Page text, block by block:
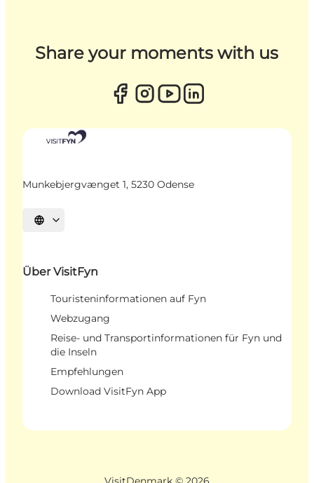
Share your moments with us
Munkebjergvænget 1, 5230 Odense
Sprache auswählen
Über VisitFyn
Touristeninformationen auf Fyn
Webzugang
Reise- und Transportinformationen für Fyn und
die Inseln
Empfehlungen
Download VisitFyn App